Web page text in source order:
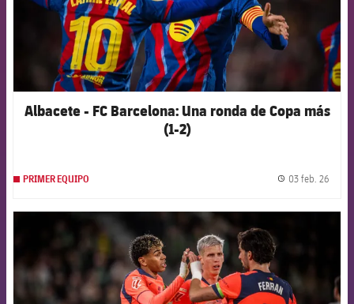
Albacete - FC Barcelona: Una ronda de Copa más
(1-2)
PRIMER EQUIPO 03 feb. 26
FCB Barcelona badge